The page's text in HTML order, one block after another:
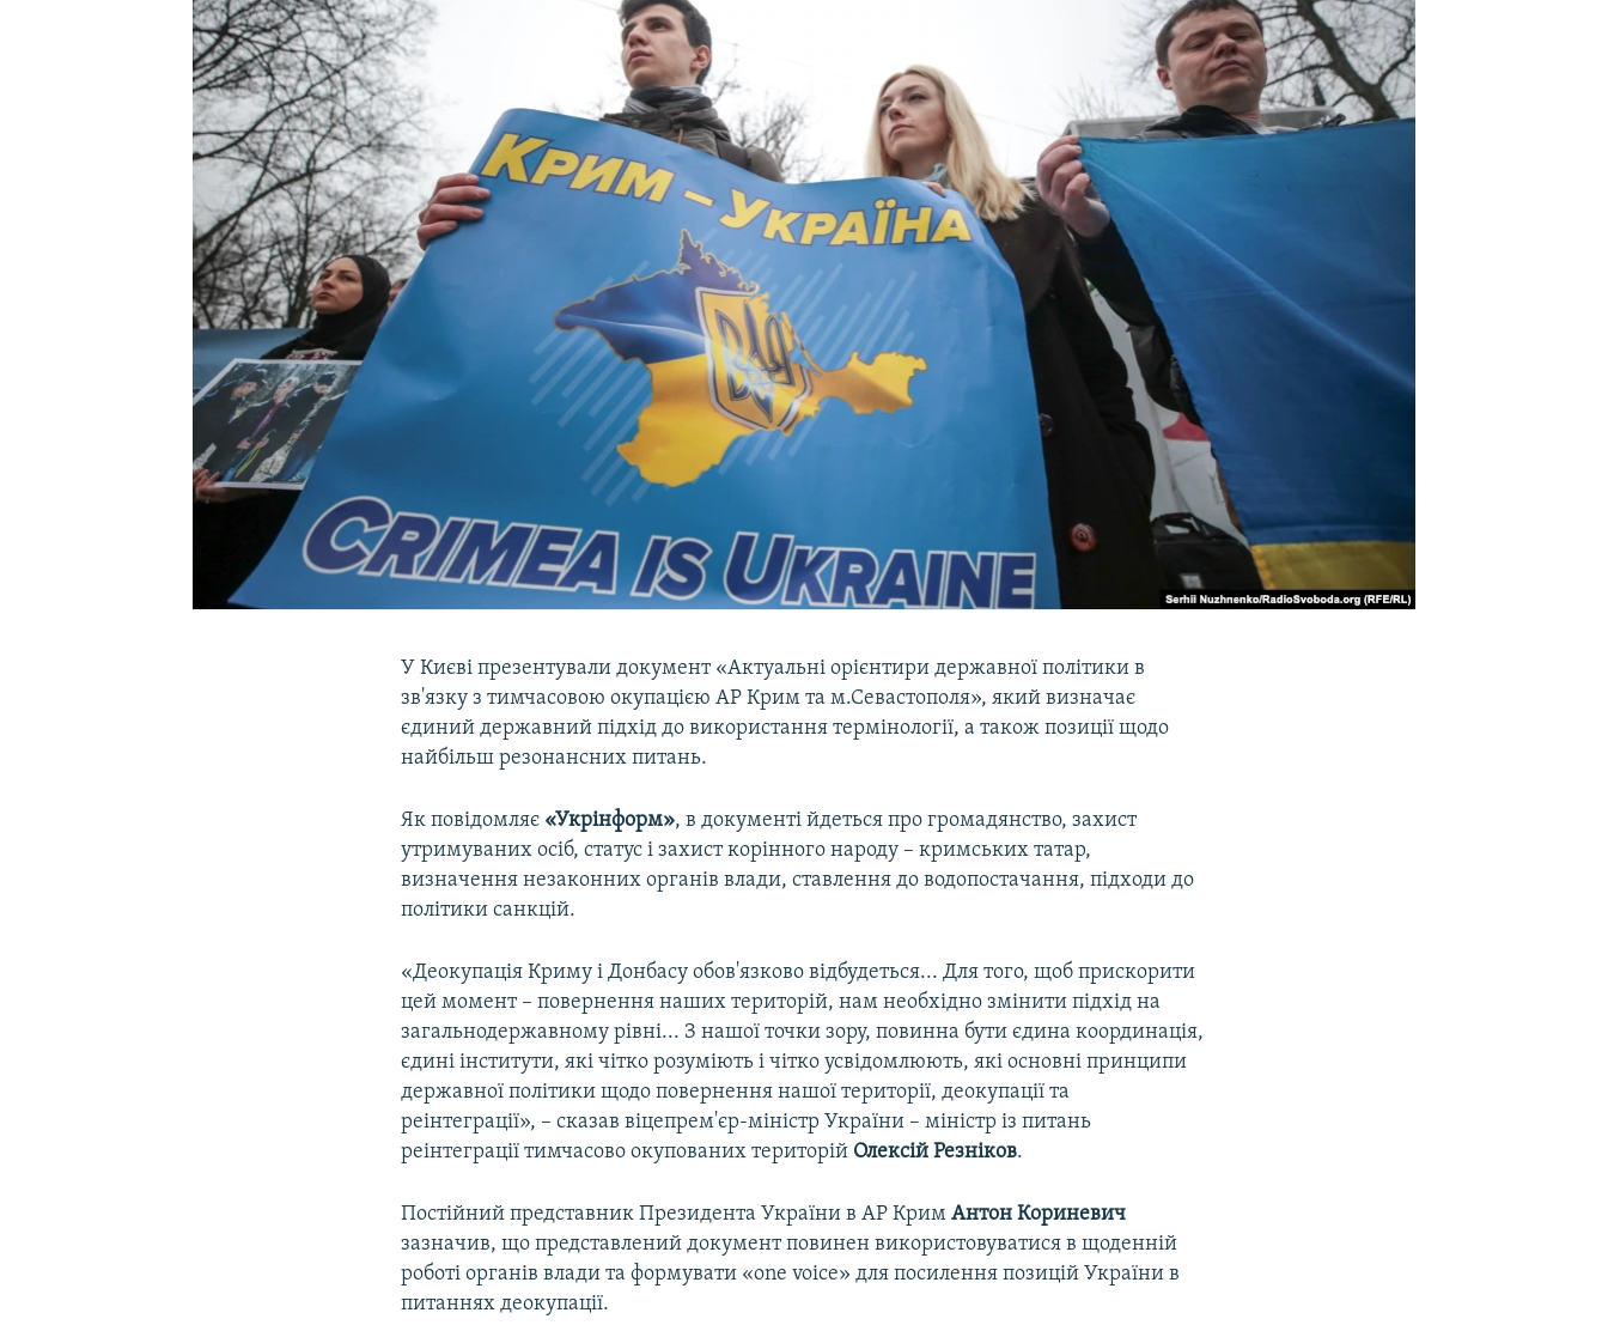
УКРАЇНСЬКА ПРОБЛЕМА КРИМУ
У Києві презентували документ «Актуальні орієнтири державної політики в
зв'язку з тимчасовою окупацією АР Крим та м.Севастополя», який визначає
єдиний державний підхід до використання термінології, а також позиції щодо
найбільш резонансних питань.
Як повідомляє «Укрінформ», в документі йдеться про громадянство, захист
утримуваних осіб, статус і захист корінного народу – кримських татар,
визначення незаконних органів влади, ставлення до водопостачання, підходи до
політики санкцій.
«Деокупація Криму і Донбасу обов'язково відбудеться... Для того, щоб прискорити
цей момент – повернення наших територій, нам необхідно змінити підхід на
загальнодержавному рівні... З нашої точки зору, повинна бути єдина координація,
єдині інститути, які чітко розуміють і чітко усвідомлюють, які основні принципи
державної політики щодо повернення нашої території, деокупації та
реінтеграції», – сказав віцепрем'єр-міністр України – міністр із питань
реінтеграції тимчасово окупованих територій Олексій Резніков.
Постійний представник Президента України в АР КримАнтон Кориневич
зазначив, що представлений документ повинен використовуватися в щоденній
роботі органів влади та формувати «one voice» для посилення позицій України в
питаннях деокупації.